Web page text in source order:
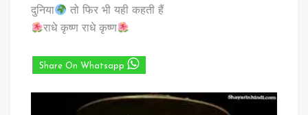
दुनिया
तो फिर भी यही कहती हैं
राधे कृष्ण राधे कृष्ण
Share On Whatsapp